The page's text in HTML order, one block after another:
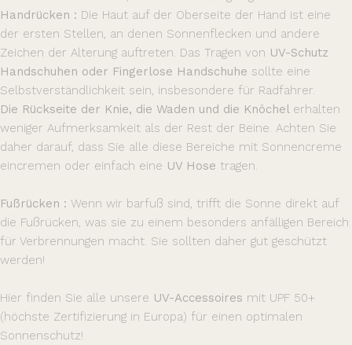
Handrücken : Die Haut auf der Oberseite der Hand ist eine
der ersten Stellen, an denen Sonnenflecken und andere
Zeichen der Alterung auftreten. Das Tragen von UV-Schutz
Handschuhen oder Fingerlose Handschuhe sollte eine
Selbstverständlichkeit sein, insbesondere für Radfahrer.
Die Rückseite der Knie, die Waden und die Knöchel erhalten
weniger Aufmerksamkeit als der Rest der Beine. Achten Sie
daher darauf, dass Sie alle diese Bereiche mit Sonnencreme
eincremen oder einfach eine UV Hose tragen.
Fußrücken : Wenn wir barfuß sind, trifft die Sonne direkt auf
die Fußrücken, was sie zu einem besonders anfälligen Bereich
für Verbrennungen macht. Sie sollten daher gut geschützt
werden!
Hier finden Sie alle unsere UV-Accessoires mit UPF 50+
(höchste Zertifizierung in Europa) für einen optimalen
Sonnenschutz!